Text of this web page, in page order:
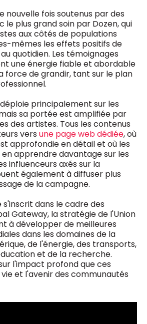
nouvelle fois soutenus par des
le plus grand soin par Dozen, qui
aux côtés de populations
mêmes les effets positifs de
quotidien. Les témoignages
une énergie fiable et abordable
force de grandir, tant sur le plan
principalement sur les
sa portée est amplifiée par
des artistes. Tous les contenus
vers une page web dédiée, où
approfondie en détail et où les
apprendre davantage sur les
influenceurs axés sur la
également à diffuser plus
de la campagne.
dans le cadre des
Gateway, la stratégie de l'Union
à développer de meilleures
dans les domaines de la
de l'énergie, des transports,
et de la recherche.
l'impact profond que ces
et l'avenir des communautés